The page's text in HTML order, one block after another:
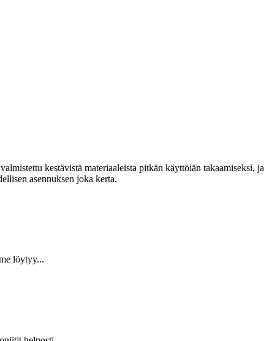
kestävistä materiaaleista pitkän käyttöiän takaamiseksi, ja
asennuksen joka kerta.
löytyy...